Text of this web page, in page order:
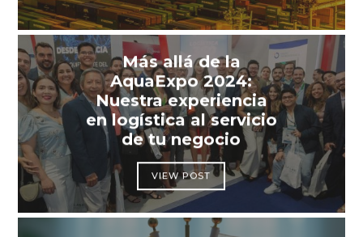
Más allá de la
AquaExpo 2024:
Nuestra experiencia
en logística al servicio
de tu negocio
VIEW POST